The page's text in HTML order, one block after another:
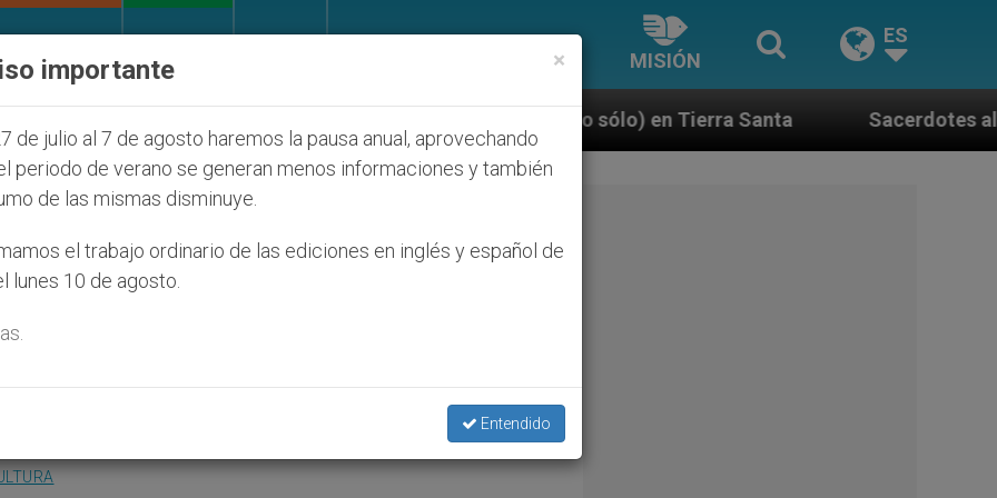
MISIÓN
ES
judíos que afecta a cristianos (y no sólo) en Tierra Santa Sacerdotes alemanes fieles al
obispos seguirán
Episcopal
×
importante
de julio al 7 de agosto haremos la pausa anual, aprovechando
periodo de verano se generan menos informaciones y también
de las mismas disminuye.
el trabajo ordinario de las ediciones en inglés y español de
lunes 10 de agosto.
Entendido